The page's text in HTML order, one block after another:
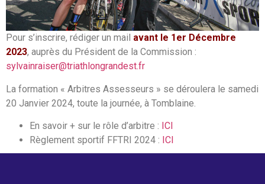
Pour s’inscrire, rédiger un mail avant le 1er Décembre
2023, auprès du Président de la Commission :
sylvainraiser@triathlongrandest.fr
La formation « Arbitres Assesseurs » se déroulera le samedi
20 Janvier 2024, toute la journée, à Tomblaine.
En savoir + sur le rôle d’arbitre : ICI
Règlement sportif FFTRI 2024 : ICI